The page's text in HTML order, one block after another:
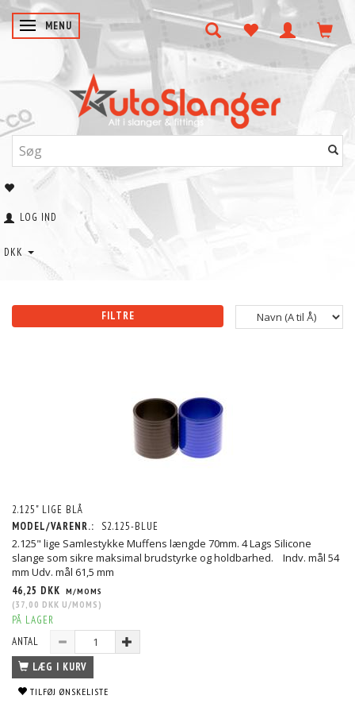
SKIFTE NAVIGATION
MENU
LOG IND
DKK
FILTRE
2.125" LIGE BLÅ
MODEL/VARENR.:
S2.125-BLUE
2.125" lige Samlestykke Muffens længde 70mm. 4 Lags Silicone
slange som sikre maksimal brudstyrke og holdbarhed. Indv. mål 54
mm Udv. mål 61,5 mm
46,25 DKK M/MOMS
(37,00 DKK U/MOMS )
PÅ LAGER
ANTAL
LÆG I KURV
TILFØJ ØNSKELISTE